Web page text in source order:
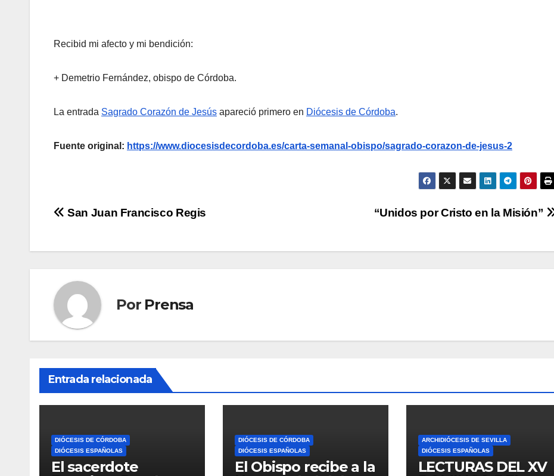
Recibid mi afecto y mi bendición:
+ Demetrio Fernández, obispo de Córdoba.
La entrada Sagrado Corazón de Jesús apareció primero en Diócesis de Córdoba.
Fuente original: https://www.diocesisdecordoba.es/carta-semanal-obispo/sagrado-corazon-de-jesus-2
Navegación
“Unidos por Cristo en la Misión”
San Juan Francisco Regis
Por Prensa
Entrada relacionada
DIÓCESIS DE CÓRDOBA
DIÓCESIS ESPAÑOLAS
El sacerdote
DIÓCESIS DE CÓRDOBA
DIÓCESIS ESPAÑOLAS
El Obispo recibe a la
ARCHIDIÓCESIS DE SEVILLA
DIÓCESIS ESPAÑOLAS
LECTURAS DEL XV